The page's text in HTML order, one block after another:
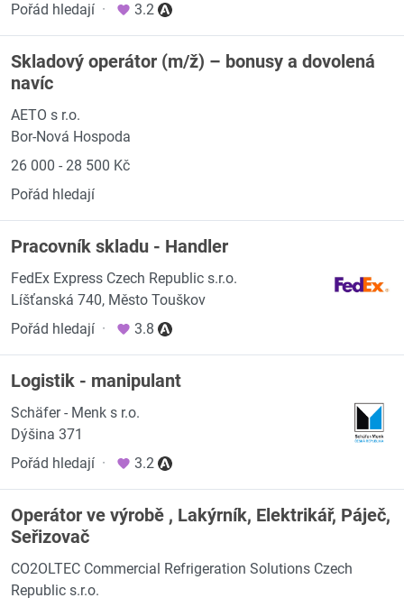
Pořád hledají · 3.2
Skladový operátor (m/ž) – bonusy a dovolená
navíc
AETO s r.o.
Bor-Nová Hospoda
26 000 - 28 500 Kč
Pořád hledají
Pracovník skladu - Handler
FedEx Express Czech Republic s.r.o.
Líšťanská 740, Město Touškov
Pořád hledají · 3.8
Logistik - manipulant
Schäfer - Menk s r.o.
Dýšina 371
Pořád hledají · 3.2
Operátor ve výrobě , Lakýrník, Elektrikář, Páječ,
Seřizovač
CO2OLTEC Commercial Refrigeration Solutions Czech
Republic s.r.o.